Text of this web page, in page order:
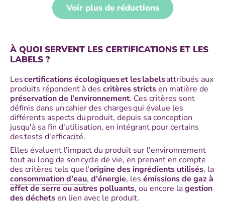
Voir plus de réductions
À QUOI SERVENT LES CERTIFICATIONS ET LES
LABELS ?
Lescertifications écologiques et les labelsattribués aux
produits répondent à des critères strictsen matière de
préservation de l'environnement. Ces critères sont
définis dans un cahier des charges qui évalue les
différents aspects du produit, depuis sa conception
jusqu'à sa fin d'utilisation, en intégrant pour certains
des tests d'efficacité.
Elles évaluent l'impact du produit sur l'environnement
tout au long de son cycle de vie, en prenant en compte
des critères tels que l'origine des ingrédients utilisés, la
consommation d'eau, d'énergie, les émissions de gaz à
effet de serre ou autres polluants, ou encore lagestion
des déchetsen lien avec le produit.